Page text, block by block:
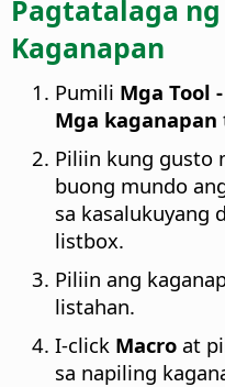
Pagtatalaga
Kaganapan
Pumili Mga Tool
Mga kaganapan
Piliin kung gusto
buong mundo
sa kasalukuyang
listbox.
Piliin ang
listahan.
I-click Macro at
sa napiling